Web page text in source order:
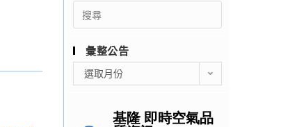
Search
for:
彙整公告
整
選取月份